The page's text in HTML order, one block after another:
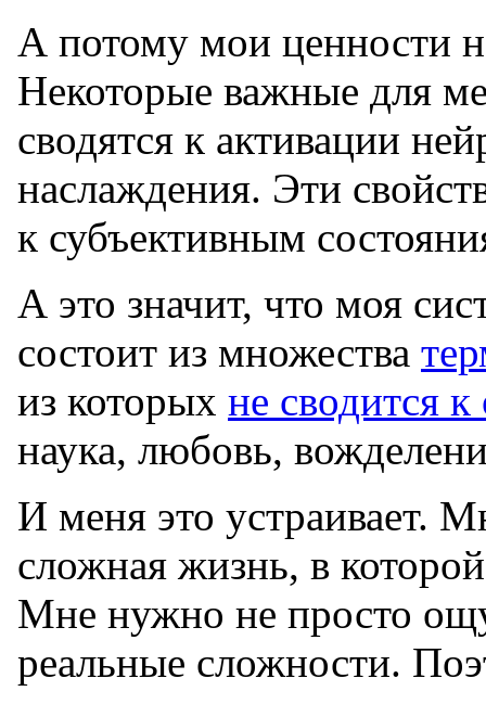
А потому мои ценности
Некоторые важные для
сводятся к активации
наслаждения. Эти
к субъективным
А это значит, что моя
состоит из множества
из которых не сводится
наука, любовь,
И меня это устраивает.
сложная жизнь, в
Мне нужно не просто
реальные сложности.